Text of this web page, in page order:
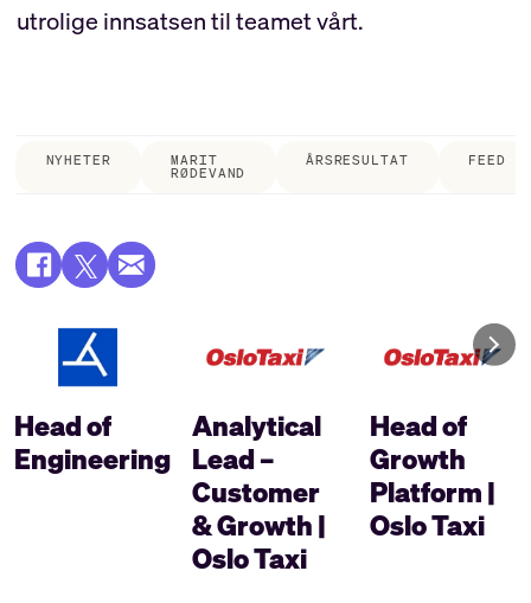
utrolige innsatsen til teamet vårt.
NYHETER MARIT
RØDEVAND
ÅRSRESULTAT FEED
Head of
Engineering
Analytical
Lead –
Customer
& Growth |
Oslo Taxi
Head of
Growth
Platform |
Oslo Taxi